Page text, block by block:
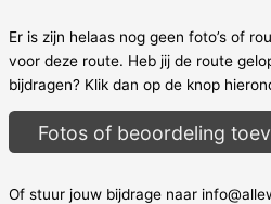
Er is zijn helaas nog geen foto’s of
voor deze route. Heb jij de route
bijdragen? Klik dan op de knop
Fotos of beoordeling
Of stuur jouw bijdrage naar